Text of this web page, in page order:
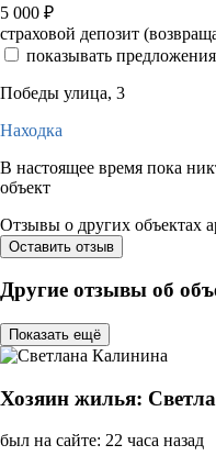
5 000 ₽
страховой депозит
показывать
Победы улица, 3
Находка
В настоящее время пока
объект
Отзывы о других объектах
Оставить отзыв
Другие отзывы об
Показать ещё
Хозяин жилья:
был на сайте: 22 часа назад